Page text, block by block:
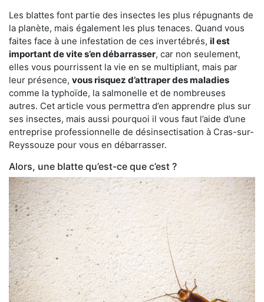
Les blattes font partie des insectes les plus répugnants de
la planète, mais également les plus tenaces. Quand vous
faites face à une infestation de ces invertébrés, il est
important de vite s’en débarrasser, car non seulement,
elles vous pourrissent la vie en se multipliant, mais par
leur présence, vous risquez d’attraper des maladies
comme la typhoïde, la salmonelle et de nombreuses
autres. Cet article vous permettra d’en apprendre plus sur
ses insectes, mais aussi pourquoi il vous faut l’aide d’une
entreprise professionnelle de désinsectisation à Cras-sur-
Reyssouze pour vous en débarrasser.
Alors, une blatte qu’est-ce que c’est ?